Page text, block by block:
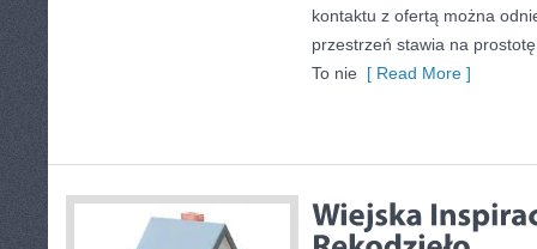
kontaktu z ofertą można
przestrzeń stawia na
To nie [ Read More ]